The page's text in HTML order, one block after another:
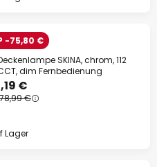
-75,80 €
SKINA, chrom, 112
dim Fernbedienung
€
€
Lager